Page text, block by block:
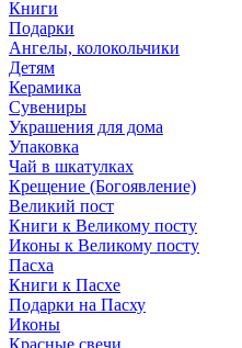
Книги
Подарки
Ангелы, колокольчики
Детям
Керамика
Сувениры
Украшения для дома
Упаковка
Чай в шкатулках
Крещение (Богоявление)
Великий пост
Книги к Великому посту
Иконы к Великому посту
Пасха
Книги к Пасхе
Подарки на Пасху
Иконы
Красные свечи